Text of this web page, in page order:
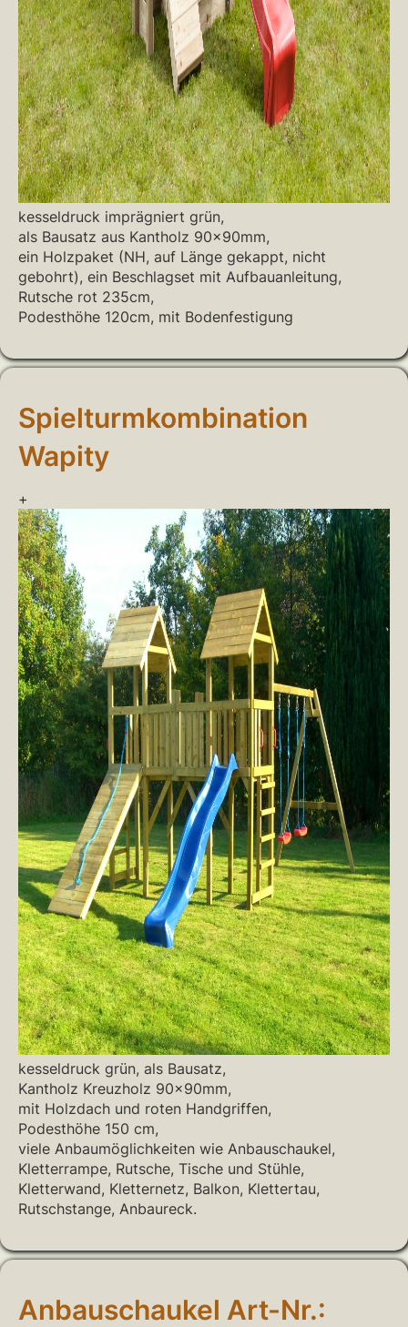
kesseldruck imprägniert grün,
als Bausatz aus Kantholz 90x90mm,
ein Holzpaket (NH, auf Länge gekappt, nicht
gebohrt), ein Beschlagset mit Aufbauanleitung,
Rutsche rot 235cm,
Podesthöhe 120cm, mit Bodenfestigung
Spielturmkombination
Wapity
+
kesseldruck grün, als Bausatz,
Kantholz Kreuzholz 90x90mm,
mit Holzdach und roten Handgriffen,
Podesthöhe 150 cm,
viele Anbaumöglichkeiten wie Anbauschaukel,
Kletterrampe, Rutsche, Tische und Stühle,
Kletterwand, Kletternetz, Balkon, Klettertau,
Rutschstange, Anbaureck.
Anbauschaukel Art-Nr.: